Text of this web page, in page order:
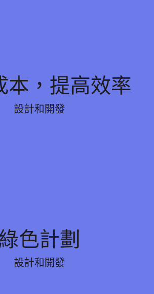
本，提高效率
設計和開發
本，提高效率
到製造的成本, 提供快速報價和
高效率和質量, 從而降低成本.
色計劃
設計和開發
色計劃
減成本, 並利用回收材料支持永